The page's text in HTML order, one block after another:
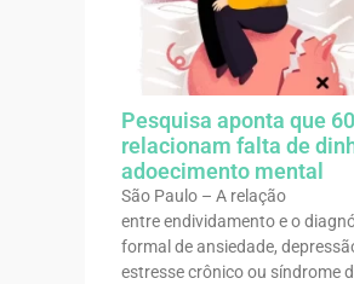
Pesquisa aponta que
relacionam falta de
adoecimento mental
São Paulo – A relação
entre endividamento e o
formal de ansiedade,
estresse crônico ou síndrome